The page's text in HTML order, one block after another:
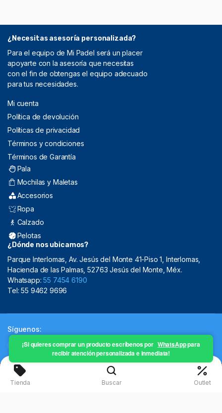
¿Necesitas asesoría personalizada?
Para el equipo de Mi Padel será un placer
apoyarte con la asesoría que necesitas
con el fin de obtengas el equipo adecuado
para tus necesidades.
Mi cuenta
Política de devolución
Políticas de privacidad
Términos y condiciones
Términos de Garantía
Pala
Mochilas y Maletas
Accesorios
Ropa
Calzado
Pelotas
¿Dónde nos ubicamos?
Parque Interlomas, Av. Jesús del Monte 41-Piso 1, Interlomas,
Hacienda de las Palmas, 52763 Jesús del Monte, Méx.
Whatsapp:55 7454 6190
Tel: 55 9462 9696
Síguenos:
Copyright 2024 © Mistral Sporting Goods 2024
¡Si quieres comprar un producto escríbenos por WhatsApppara
recibir atención personalizada e inmediata!
Tienda Buscar Outlet